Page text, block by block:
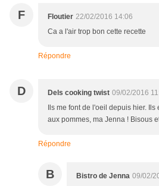
F Floutier 22/02/2016 14:06
Ca a l'air trop bon cette recette
Répondre
D Dels cooking twist 09/02/2016
Ils me font de l'oeil depuis hier.
aux pommes, ma Jenna ! Bisous
Répondre
B Bistro de Jenna 09/02/